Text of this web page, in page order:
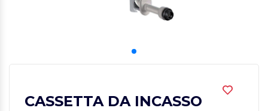
CASSETTA DA INCASSO